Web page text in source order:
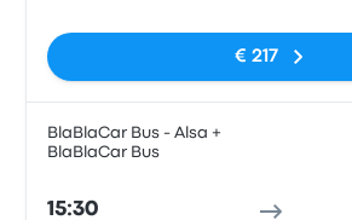
€ 217
BlaBlaCar Bus - Alsa +
BlaBlaCar Bus
15:30